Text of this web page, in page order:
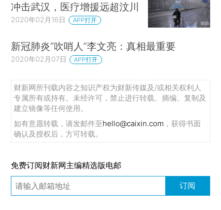
冲击武汉，医疗增援远超汶川
2020年02月16日 APP打开
新冠肺炎“吹哨人”李文亮：真相最重要
2020年02月07日 APP打开
财新网所刊载内容之知识产权为财新传媒及/或相关权利人
专属所有或持有。未经许可，禁止进行转载、摘编、复制及
建立镜像等任何使用。
如有意愿转载，请发邮件至hello@caixin.com ，获得书面
确认及授权后，方可转载。
免费订阅财新网主编精选版电邮
订阅